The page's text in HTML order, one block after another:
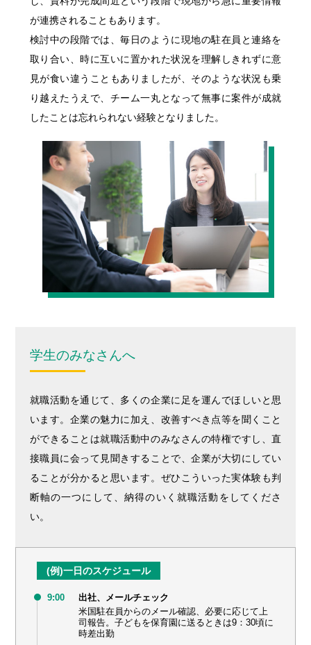
が連携されることもあります。
検討中の段階では、毎日のように現地の駐在員と連絡を
取り合い、時に互いに置かれた状況を理解しきれずに意
見が食い違うこともありましたが、そのような状況も乗
り越えたうえで、チーム一丸となって無事に案件が成就
したことは忘れられない経験となりました。
学生のみなさんへ
就職活動を通じて、多くの企業に足を運んでほしいと思
います。企業の魅力に加え、改善すべき点等を聞くこと
ができることは就職活動中のみなさんの特権ですし、直
接職員に会って見聞きすることで、企業が大切にしてい
ることが分かると思います。ぜひこういった実体験も判
断軸の一つにして、納得のいく就職活動をしてくださ
い。
(例)一日のスケジュール
9:00
出社、メールチェック
米国駐在員からのメール確認、必要に応じて上
司報告。子どもを保育園に送るときは9：30頃に
時差出勤